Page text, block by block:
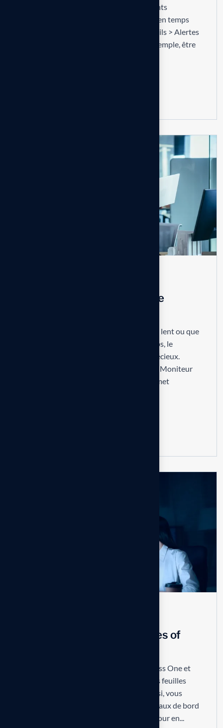
d’automatiser la surveillance d’événements
importants et de notifier les utilisateurs en temps
réel. Elles sont configurables depuis ‘Outils > Alertes
> Définir une alerte’. Vous pouvez, par exemple, être
Analysez les lenteurs avec le
Lorsque votre SAP Business One semble lent ou que
certaines transactions prennent du temps, le
Moniteur de performance est un allié précieux.
Accessible via ‘Administration > Outils > Moniteur
des performances système’, cet outil permet
Innovation in action examples of
L’intégration Live Data entre SAP Business One et
Microsoft Excel permet de connecter des feuilles
Excel directement aux données SAP. Ainsi, vous
pouvez consulter des rapports, des tableaux de bord
ou des indicateurs clés qui se mettent à jour en...